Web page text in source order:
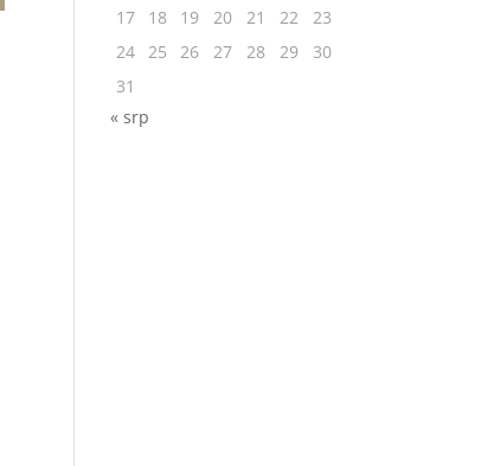
17
18 19 20 21 22
23
24 25 26 27 28 29
30
31
« srp